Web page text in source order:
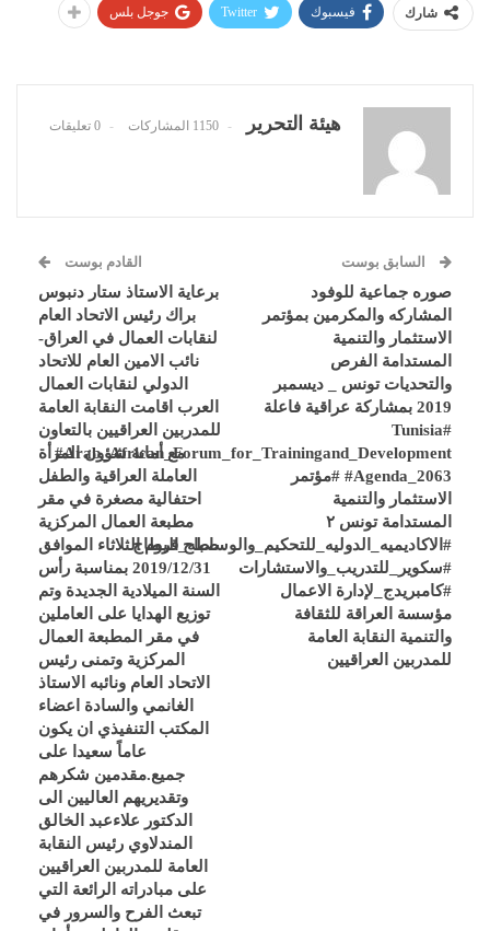
شارك فيسبوك Twitter جوجل بلس
هيئة التحرير 1150 المشاركات 0 تعليقات
السابق بوست
صوره جماعية للوفود
المشاركه والمكرمين بمؤتمر
الاستثمار والتنمية
المستدامة الفرص
والتحديات تونس _ ديسمبر
2019 بمشاركة عراقية فاعلة
#Tunisia
#Arab_African_Forum_for_Trainingand_Development
#Agenda_2063 #مؤتمر
الاستثمار والتنمية
المستدامة تونس ٢
#الاكاديميه_الدوليه_للتحكيم_والوساطه_قرطاج
#سكوير_للتدريب_والاستشارات
#كامبريدج_لإدارة الاعمال
مؤسسة العراقة للثقافة
والتنمية النقابة العامة
للمدربين العراقيين
القادم بوست
برعاية الاستاذ ستار دنبوس
براك رئيس الاتحاد العام
لنقابات العمال في العراق-
نائب الامين العام للاتحاد
الدولي لنقابات العمال
العرب اقامت النقابة العامة
للمدربين العراقيين بالتعاون
مع أمانة شؤون المرأة
العاملة العراقية والطفل
احتفالية مصغرة في مقر
مطبعة العمال المركزية
صباح اليوم الثلاثاء الموافق
2019/12/31 بمناسبة رأس
السنة الميلادية الجديدة وتم
توزيع الهدايا على العاملين
في مقر المطبعة العمال
المركزية وتمنى رئيس
الاتحاد العام ونائبه الاستاذ
الغانمي والسادة اعضاء
المكتب التنفيذي ان يكون
عاماً سعيدا على
جميع.مقدمين شكرهم
وتقديريهم العاليين الى
الدكتور علاءعبد الخالق
المندلاوي رئيس النقابة
العامة للمدربين العراقيين
على مبادراته الرائعة التي
تبعث الفرح والسرور في